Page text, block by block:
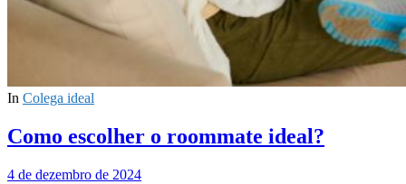
In Colega ideal
Como escolher o roommate ideal?
4 de dezembro de 2024